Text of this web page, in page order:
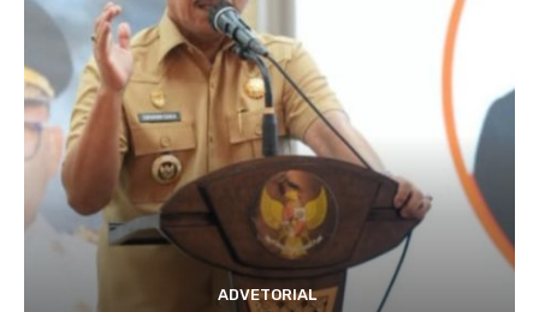
ADVETORIAL